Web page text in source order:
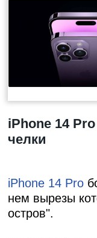
iPhone 14
челки
iPhone 14 Pro
нем вырезы
остров".